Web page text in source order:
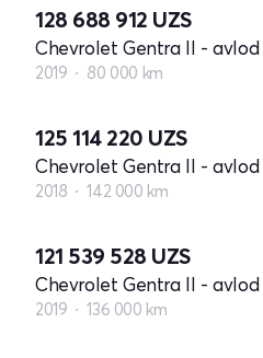
128 688 912 UZS
Chevrolet Gentra II - avlod
2019 80 000 km
125 114 220 UZS
Chevrolet Gentra II - avlod
2018 142 000 km
121 539 528 UZS
Chevrolet Gentra II - avlod
2019 136 000 km